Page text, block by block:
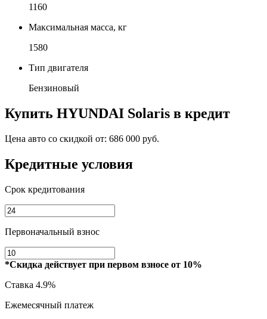
1160
Максимальная масса, кг
1580
Тип двигателя
Бензиновый
Купить HYUNDAI Solaris в кредит
Цена авто со скидкой от: 686 000 руб.
Кредитные условия
Срок кредитования
Первоначальный взнос
*Скидка действует при первом взносе от 10%
Ставка 4.9%
Ежемесячный платеж